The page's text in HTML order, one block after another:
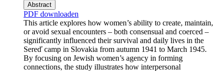
Abstract
PDF downloaden
This article explores how women’s ability to create, maintain,
or avoid sexual encounters – both consensual and coerced –
significantly influenced their survival and daily lives in the
Sereď camp in Slovakia from autumn 1941 to March 1945.
By focusing on Jewish women’s agency in forming
connections, the study illustrates how interpersonal